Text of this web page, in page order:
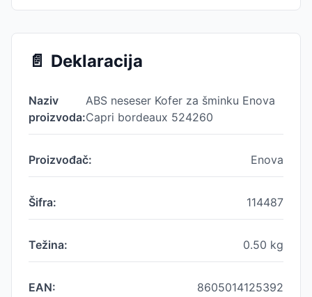
📄 Deklaracija
Naziv
proizvoda:
ABS neseser Kofer za šminku Enova
Capri bordeaux 524260
Proizvođač: Enova
Šifra: 114487
Težina: 0.50 kg
EAN: 8605014125392